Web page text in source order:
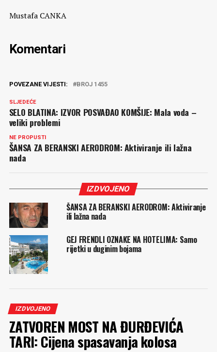
Mustafa CANKA
Komentari
POVEZANE VIJESTI: BROJ 1455
SLJEDEĆE
SELO BLATINA: IZVOR POSVAĐAO KOMŠIJE: Mala voda –
veliki problemi
NE PROPUSTI
ŠANSA ZA BERANSKI AERODROM: Aktiviranje ili lažna
nada
IZDVOJENO
ŠANSA ZA BERANSKI AERODROM: Aktiviranje
ili lažna nada
GEJ FRENDLI OZNAKE NA HOTELIMA: Samo
rijetki u duginim bojama
IZDVOJENO
ZATVOREN MOST NA ĐURĐEVIĆA
TARI: Cijena spasavanja kolosa